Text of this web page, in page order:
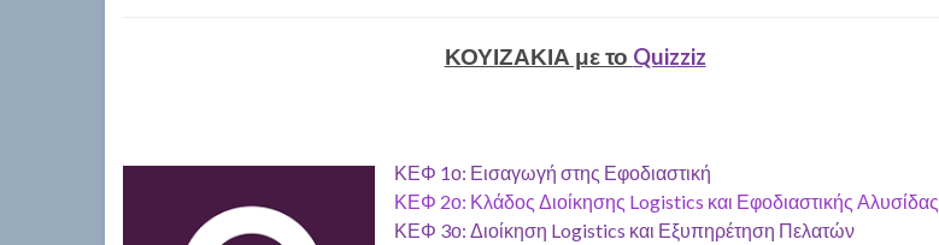
ΚΟΥΙΖΑΚΙΑ με το Quizziz
ΚΕΦ 1ο: Εισαγωγή στης Εφοδιαστική
ΚΕΦ 2ο: Κλάδος Διοίκησης Logistics και Εφοδιαστικής Αλυσίδας
ΚΕΦ 3ο: Διοίκηση Logistics και Εξυπηρέτηση Πελατών